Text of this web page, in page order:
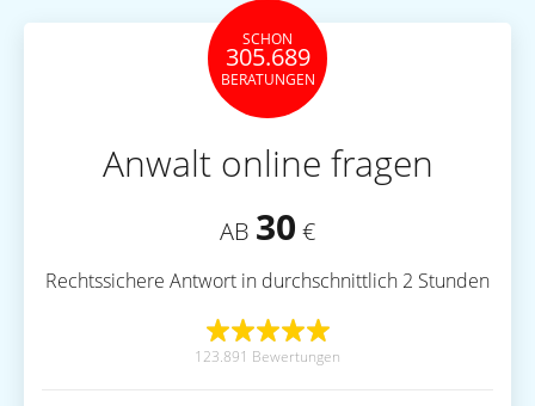
SCHON
305.689
BERATUNGEN
Anwalt online fragen
AB 30 €
Rechtssichere Antwort in durchschnittlich 2 Stunden
123.891 Bewertungen